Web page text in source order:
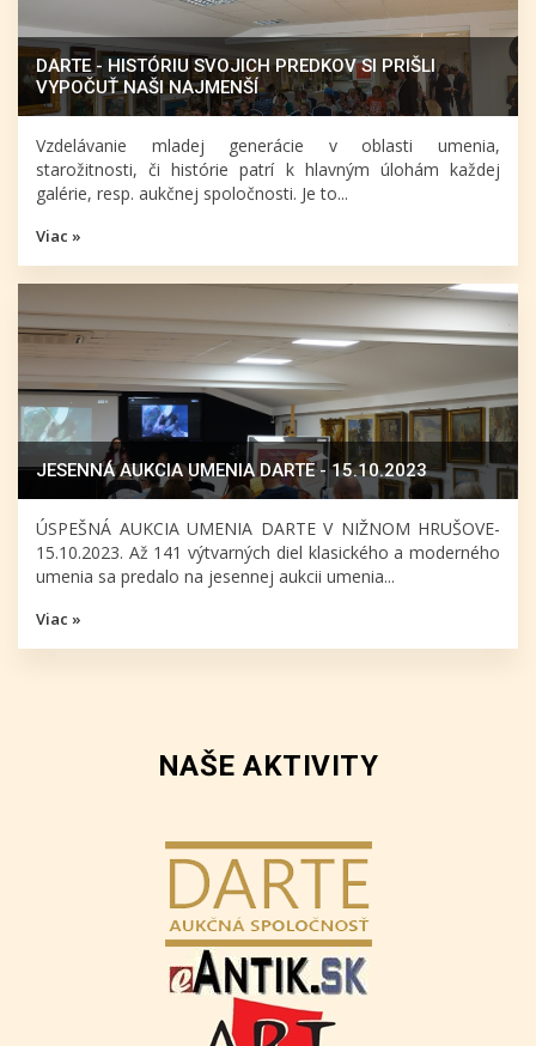
DARTE - HISTÓRIU SVOJICH PREDKOV SI PRIŠLI
VYPOČUŤ NAŠI NAJMENŠÍ
Vzdelávanie mladej generácie v oblasti umenia,
starožitnosti, či histórie patrí k hlavným úlohám každej
galérie, resp. aukčnej spoločnosti. Je to...
Viac »
JESENNÁ AUKCIA UMENIA DARTE - 15.10.2023
ÚSPEŠNÁ AUKCIA UMENIA DARTE V NIŽNOM HRUŠOVE-
15.10.2023. Až 141 výtvarných diel klasického a moderného
umenia sa predalo na jesennej aukcii umenia...
Viac »
NAŠE AKTIVITY